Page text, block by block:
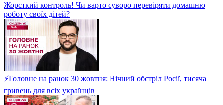
Жорсткий контроль! Чи варто суворо перевіряти домашню
роботу своїх дітей?
⚡Головне на ранок 30 жовтня: Нічний обстріл Росії, тисяча
гривень для всіх українців